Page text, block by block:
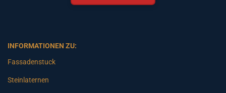
INFORMATIONEN ZU:
Fassadenstuck
Steinlaternen